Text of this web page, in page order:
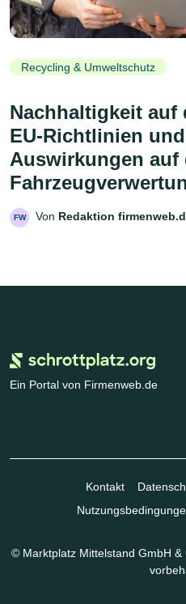
Recycling & Umweltschutz
Nachhaltigkeit auf
EU-Richtlinien
Auswirkungen auf
FW Von Redaktion
Ein Portal von Firmenweb.de
Kontakt
© Marktplatz Mittelstand GmbH